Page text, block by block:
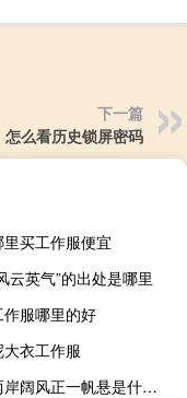
下一篇
怎么看历史锁屏密码
里买工作服便宜
云英气”的出处是哪里
作服哪里的好
衣工作服
潮平两岸阔风正一帆悬是什么诗（潮平两岸阔风正一帆悬是什么意思）